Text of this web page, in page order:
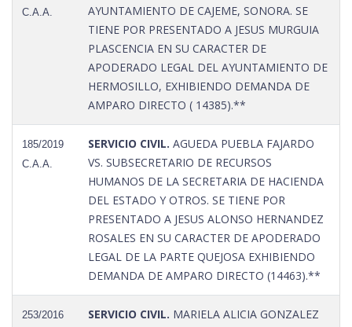
C.A.A.
AYUNTAMIENTO DE CAJEME, SONORA. SE
TIENE POR PRESENTADO A JESUS MURGUIA
PLASCENCIA EN SU CARACTER DE
APODERADO LEGAL DEL AYUNTAMIENTO DE
HERMOSILLO, EXHIBIENDO DEMANDA DE
AMPARO DIRECTO ( 14385).**
185/2019
C.A.A.
SERVICIO CIVIL. AGUEDA PUEBLA FAJARDO
VS. SUBSECRETARIO DE RECURSOS
HUMANOS DE LA SECRETARIA DE HACIENDA
DEL ESTADO Y OTROS. SE TIENE POR
PRESENTADO A JESUS ALONSO HERNANDEZ
ROSALES EN SU CARACTER DE APODERADO
LEGAL DE LA PARTE QUEJOSA EXHIBIENDO
DEMANDA DE AMPARO DIRECTO (14463).**
253/2016 SERVICIO CIVIL. MARIELA ALICIA GONZALEZ